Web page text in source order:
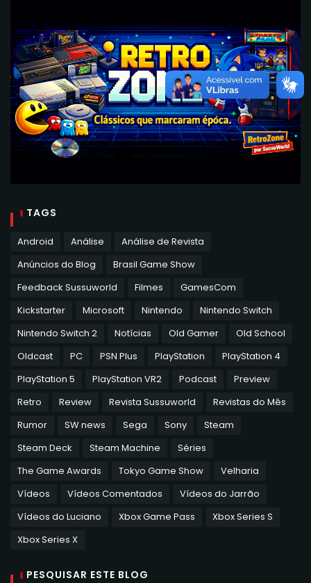
TAGS
Android Análise
Análise de Revista
Anúncios do Blog
Brasil Game Show
Feedback Sussuworld
Filmes
GamesCom
Kickstarter
Microsoft Nintendo
Nintendo Switch
Nintendo Switch 2
Notícias Old Gamer
Old School
Oldcast
PC PSN Plus PlayStation
PlayStation 4
PlayStation 5
PlayStation VR2 Podcast
Preview
Retro
Review Revista Sussuworld
Revistas do Mês
Rumor
SW news Sega Sony
Steam
Steam Deck
Steam Machine
Séries
The Game Awards
Tokyo Game Show
Velharia
Vídeos
Vídeos Comentados
Vídeos do Jarrão
Vídeos do Luciano
Xbox Game Pass
Xbox Series S
Xbox Series X
PESQUISAR ESTE BLOG